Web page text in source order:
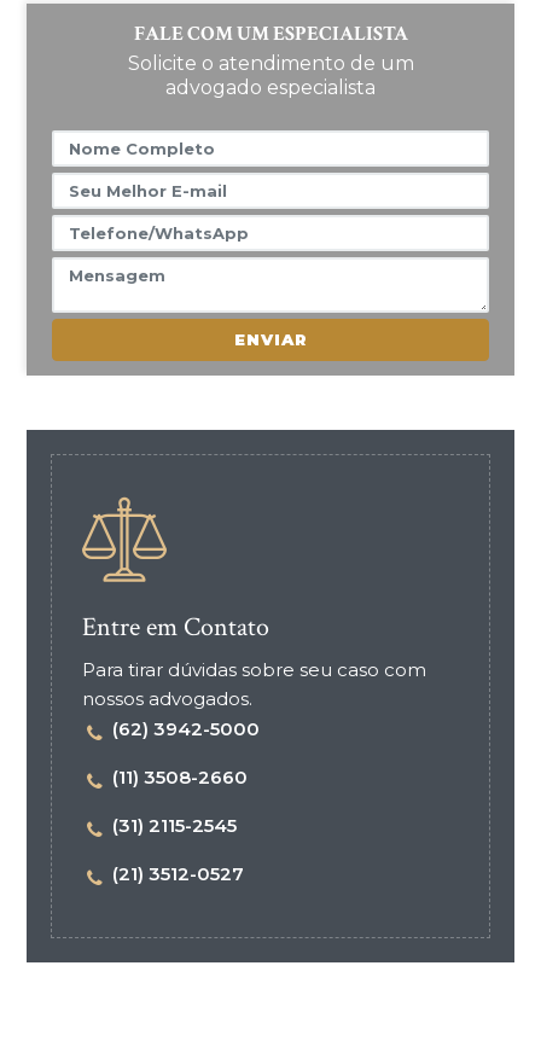
FALE COM UM ESPECIALISTA
Solicite o atendimento de um
advogado especialista
ENVIAR
Entre em Contato
Para tirar dúvidas sobre seu caso com
nossos advogados.
(62) 3942-5000
(11) 3508-2660
(31) 2115-2545
(21) 3512-0527